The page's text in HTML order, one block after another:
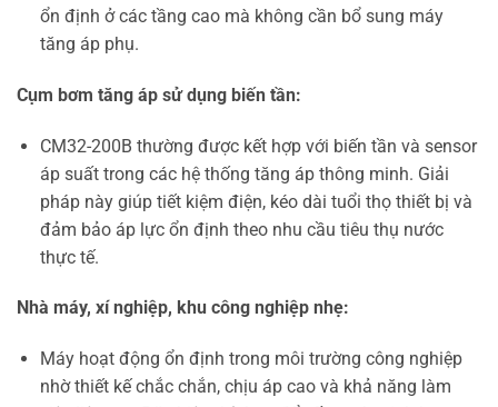
ổn định ở các tầng cao mà không cần bổ sung máy
tăng áp phụ.
Cụm bơm tăng áp sử dụng biến tần:
CM32-200B thường được kết hợp với biến tần và sensor
áp suất trong các hệ thống tăng áp thông minh. Giải
pháp này giúp tiết kiệm điện, kéo dài tuổi thọ thiết bị và
đảm bảo áp lực ổn định theo nhu cầu tiêu thụ nước
thực tế.
Nhà máy, xí nghiệp, khu công nghiệp nhẹ:
Máy hoạt động ổn định trong môi trường công nghiệp
nhờ thiết kế chắc chắn, chịu áp cao và khả năng làm